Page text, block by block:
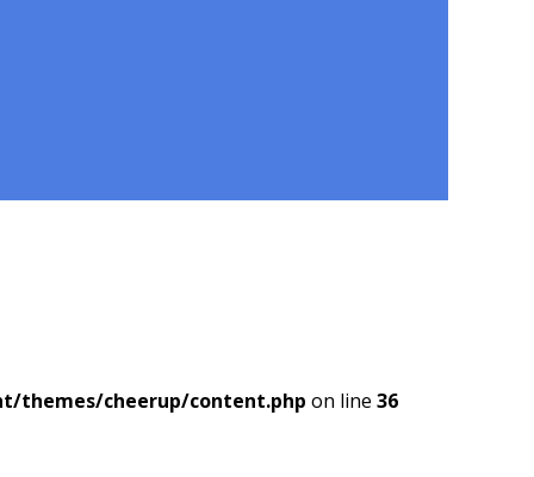
themes/cheerup/content.php on line 36